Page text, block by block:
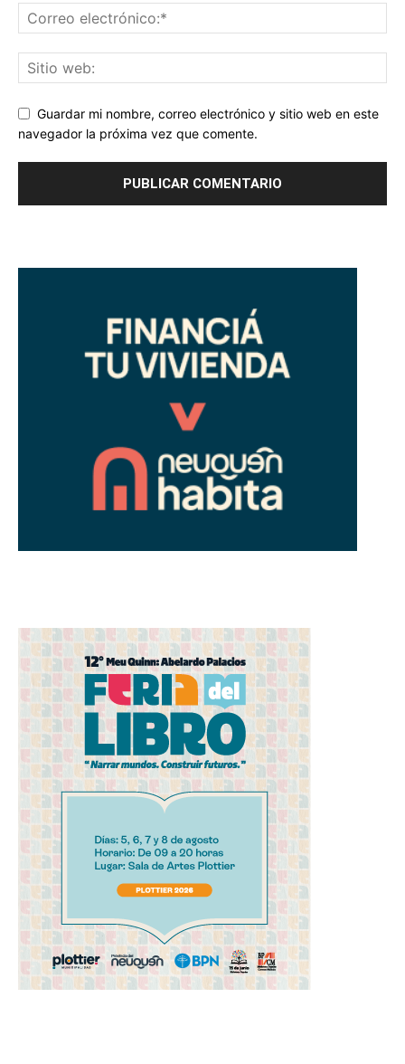
Guardar mi nombre, correo electrónico y sitio web en este
navegador la próxima vez que comente.